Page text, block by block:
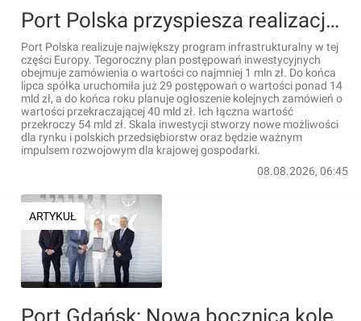
Port Polska przyspiesza realizację inwestycji. Już ponad 14 mld zł w ogłoszonych postępowaniach, do końca roku kolejne 40 mld zł
Port Polska realizuje największy program infrastrukturalny w tej
części Europy. Tegoroczny plan postępowań inwestycyjnych
obejmuje zamówienia o wartości co najmniej 1 mln zł. Do końca
lipca spółka uruchomiła już 29 postępowań o wartości ponad 14
mld zł, a do końca roku planuje ogłoszenie kolejnych zamówień o
wartości przekraczającej 40 mld zł. Ich łączna wartość
przekroczy 54 mld zł. Skala inwestycji stworzy nowe możliwości
dla rynku i polskich przedsiębiorstw oraz będzie ważnym
impulsem rozwojowym dla krajowej gospodarki.
08.08.2026, 06:45
ARTYKUŁ